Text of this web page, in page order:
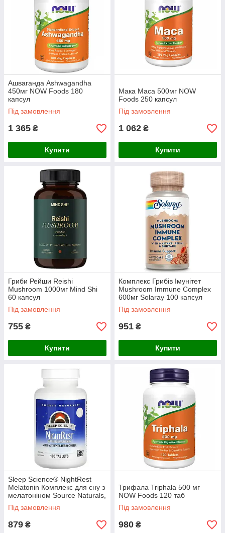
Ашваганда Ashwagandha
450мг NOW Foods 180
капсул
Під замовлення
1 365 ₴
Купити
Мака Maca 500мг NOW
Foods 250 капсул
Під замовлення
1 062 ₴
Купити
Гриби Рейши Reishi
Mushroom 1000мг Mind Shi
60 капсул
Під замовлення
755 ₴
Купити
Комплекс Грибів Імунітет
Mushroom Immune Complex
600мг Solaray 100 капсул
Під замовлення
951 ₴
Купити
Sleep Science® NightRest
Melatonin Комплекс для сну з
мелатоніном Source Naturals,
100 табл
Під замовлення
879 ₴
Трифала Triphala 500 мг
NOW Foods 120 таб
Під замовлення
980 ₴